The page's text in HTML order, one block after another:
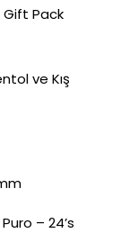
Gift Pack
ve Kış
– 24’s